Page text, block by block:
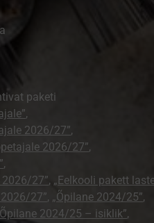
paketi
,
2026/27”,
2026/27”,
,
27”, „Eelkooli pakett
27”, „Õpilane 2024/25”,
2024/25 – isiklik”,